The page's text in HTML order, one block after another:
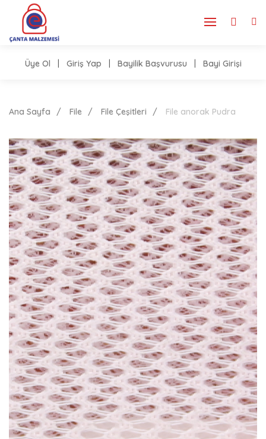
Üye Ol Giriş Yap Bayilik Başvurusu Bayi Girişi
Ana Sayfa File File Çeşitleri File anorak Pudra